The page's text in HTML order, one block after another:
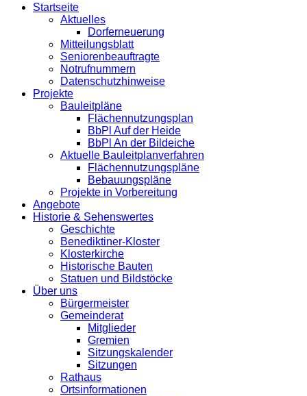
Startseite
Aktuelles
Dorferneuerung
Mitteilungsblatt
Seniorenbeauftragte
Notrufnummern
Datenschutzhinweise
Projekte
Bauleitpläne
Flächennutzungsplan
BbPl Auf der Heide
BbPl An der Bildeiche
Aktuelle Bauleitplanverfahren
Flächennutzungspläne
Bebauungspläne
Projekte in Vorbereitung
Angebote
Historie & Sehenswertes
Geschichte
Benediktiner-Kloster
Klosterkirche
Historische Bauten
Statuen und Bildstöcke
Über uns
Bürgermeister
Gemeinderat
Mitglieder
Gremien
Sitzungskalender
Sitzungen
Rathaus
Ortsinformationen